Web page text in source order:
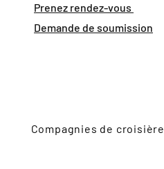
Prenez rendez-vous
Demande de soumission
Compagnies de croisière